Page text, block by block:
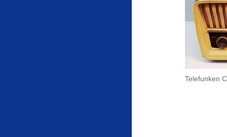
Telefunken